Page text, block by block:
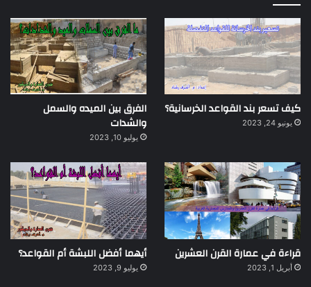
كيف تسعر بند القواعد الخرسانية؟
يونيو 24, 2023
الفرق بين الميده والسمل
والشدات
يوليو 10, 2023
قراءة في عمارة القرن العشرين
أبريل 1, 2023
أيهما أفضل اللبشة أم القواعد؟
يوليو 9, 2023